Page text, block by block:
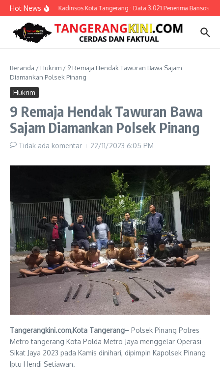
Lewati ke konten
Hot News Kadinsos Kota Tangerang : Data 3.021 Penerima Bansos
Beranda / Hukrim / 9 Remaja Hendak Tawuran Bawa Sajam
Diamankan Polsek Pinang
Hukrim
9 Remaja Hendak Tawuran Bawa
Sajam Diamankan Polsek Pinang
Tidak ada komentar 22/11/2023 6:05 PM
Tangerangkini.com,Kota Tangerang– Polsek Pinang Polres
Metro tangerang Kota Polda Metro Jaya menggelar Operasi
Sikat Jaya 2023 pada Kamis dinihari, dipimpin Kapolsek Pinang
Iptu Hendi Setiawan.